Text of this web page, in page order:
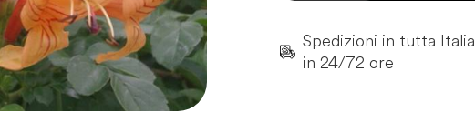
Spedizioni in tutta Italia
in 24/72 ore